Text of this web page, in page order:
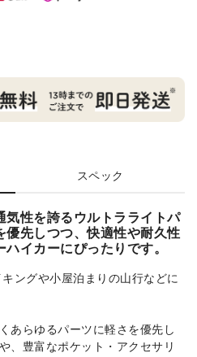
スペック
気性を誇るウルトラライトパ
優先しつつ、快適性や耐久性
イカーにぴったりです。
ングや小屋泊まりの山行などに
あらゆるパーツに軽さを優先し
、豊富なポケット・アクセサリ